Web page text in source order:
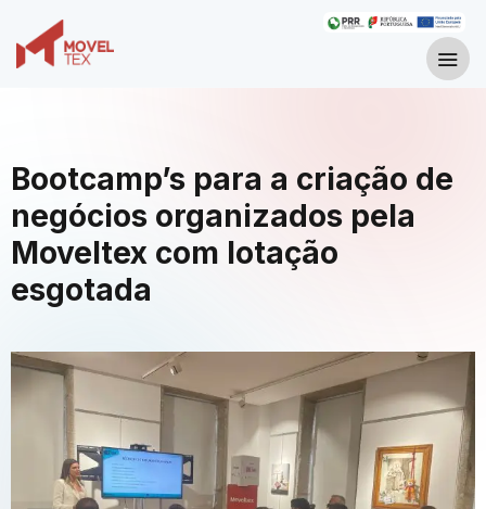
Bootcamp’s para a criação de
negócios organizados pela
Moveltex com lotação
esgotada